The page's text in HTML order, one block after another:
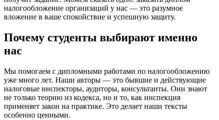
налогообложение организаций у нас — это разумное
вложение в ваше спокойствие и успешную защиту.
Почему студенты выбирают именно
нас
Мы помогаем с дипломными работами по налогообложению
уже много лет. Наши авторы — это бывшие и действующие
налоговые инспекторы, аудиторы, консультанты. Они знают
не только теорию из кодекса, но и то, как инспекция
применяет закон на практике. Это делает наши тексты
особенно ценными.